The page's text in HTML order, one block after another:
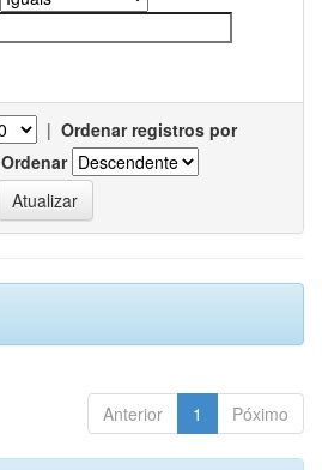
| Ordenar registros por
Ordenar
Anterior 1 Póximo